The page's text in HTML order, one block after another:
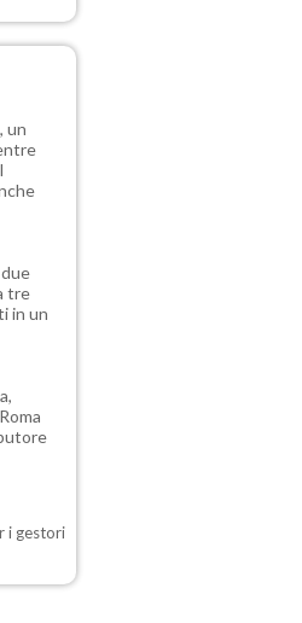
un
tre
in un
i gestori